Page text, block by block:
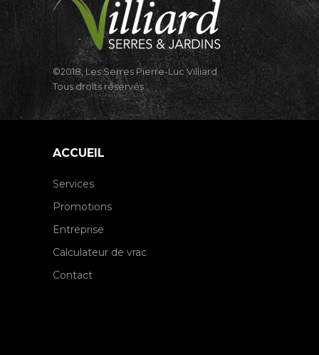
©2018, Les Serres Pierre-Luc Villiard
Tous droits réservés
ACCUEIL
Services
Promotions
Entreprise
Calculateur de vrac
Contact